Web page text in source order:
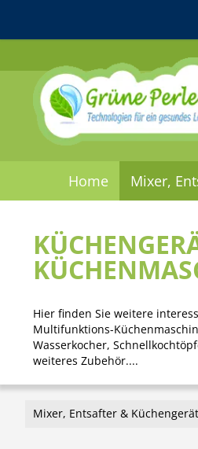
Home Mixer,
Hier finden Sie weitere
Multifunktions-
Wasserkocher,
weiteres Zubehör....
Mixer, Entsafter &